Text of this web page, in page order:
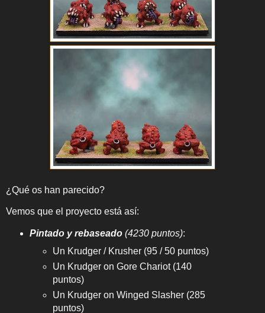
¿Qué os han parecido?
Vemos que el proyecto está así:
Pintado y rebaseado (4230 puntos):
Un Krudger / Krusher (95 / 50 puntos)
Un Krudger on Gore Chariot (140
puntos)
Un Krudger on Winged Slasher (285
puntos)